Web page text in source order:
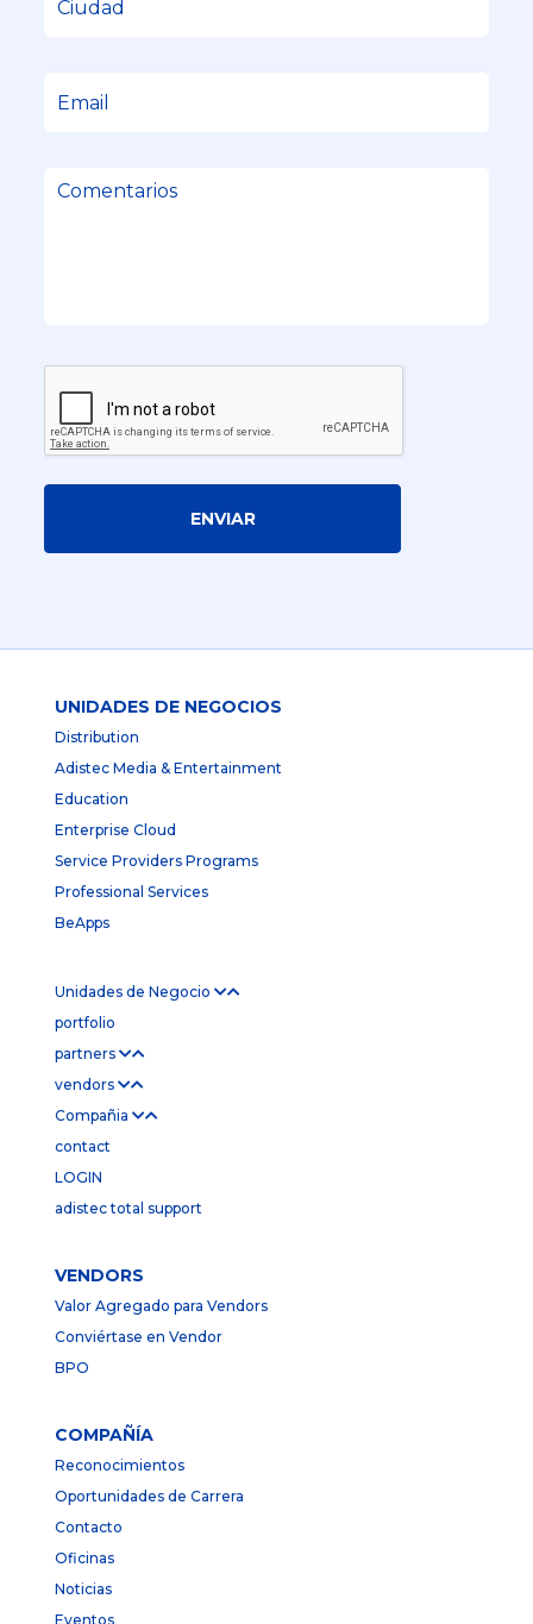
ENVIAR
UNIDADES DE NEGOCIOS
Distribution
Adistec Media & Entertainment
Education
Enterprise Cloud
Service Providers Programs
Professional Services
BeApps
Unidades de Negocio
portfolio
partners
vendors
Compañia
contact
LOGIN
adistec total support
VENDORS
Valor Agregado para Vendors
Conviértase en Vendor
BPO
COMPAÑÍA
Reconocimientos
Oportunidades de Carrera
Contacto
Oficinas
Noticias
Eventos